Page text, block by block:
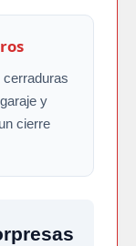
y
cierre